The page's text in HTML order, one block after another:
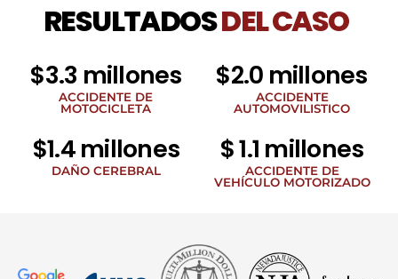
RESULTADOSDEL CASO
$3.3 millones
ACCIDENTE DE
MOTOCICLETA
$2.0 millones
ACCIDENTE
AUTOMOVILISTICO
$1.4 millones
DAÑO CEREBRAL
$ 1.1 millones
ACCIDENTE DE
VEHÍCULO MOTORIZADO